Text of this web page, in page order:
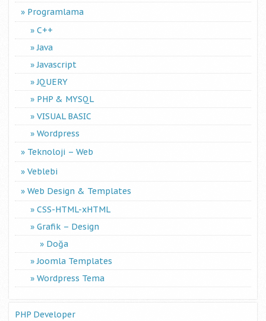
Programlama
C++
Java
Javascript
JQUERY
PHP & MYSQL
VISUAL BASIC
Wordpress
Teknoloji – Web
Veblebi
Web Design & Templates
CSS-HTML-xHTML
Grafik – Design
Doğa
Joomla Templates
Wordpress Tema
PHP Developer